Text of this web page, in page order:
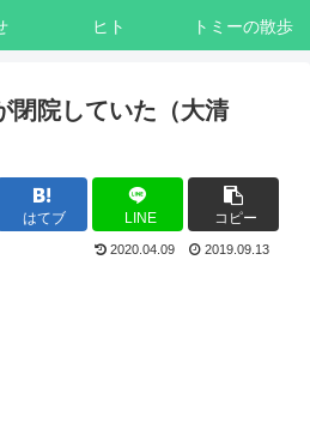
ヒト トミーの散歩
閉院していた（大清
はてブ LINE コピー
2020.04.09 2019.09.13